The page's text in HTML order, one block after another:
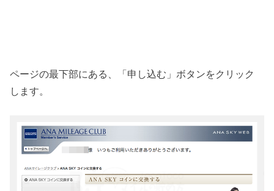
ページの最下部にある、「申し込む」ボタンをクリック
します。